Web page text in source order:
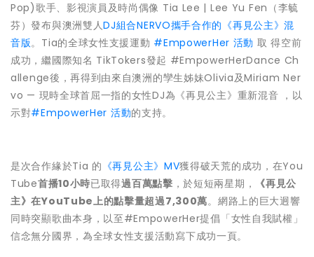
Pop)歌手、影視演員及時尚偶像 Tia Lee | Lee Yu Fen（李毓
芬）發布與澳洲雙人DJ組合NERVO攜手合作的《再見公主》混
音版。Tia的全球女性支援運動 #EmpowerHer 活動 取 得空前
成功，繼國際知名 TikTokers發起 #EmpowerHerDance Ch
allenge後，再得到由來自澳洲的孿生姊妹Olivia及Miriam Ner
vo — 現時全球首屈一指的女性DJ為《再見公主》重新混音 ，以
示對#EmpowerHer 活動的支持。
是次合作緣於Tia 的 《再見公主》MV獲得破天荒的成功，在You
Tube首播10小時已取得過百萬點擊 ，於短短兩星期，
《再見公
主》在YouTube上的點擊量超過7,300萬。網路上的巨大迥響
同時突顯歌曲本身，以至#EmpowerHer提倡「女性自我賦權」
信念無分國界，為全球女性支援活動寫下成功一頁。